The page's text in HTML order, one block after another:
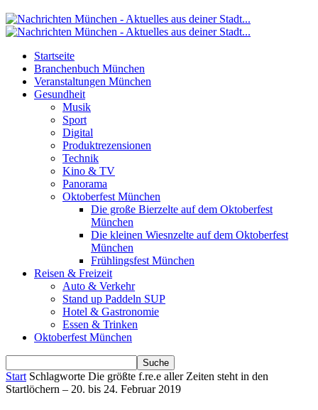
Startseite
Branchenbuch München
Veranstaltungen München
Gesundheit
Musik
Sport
Digital
Produktrezensionen
Technik
Kino & TV
Panorama
Oktoberfest München
Die große Bierzelte auf dem Oktoberfest
München
Die kleinen Wiesnzelte auf dem Oktoberfest
München
Frühlingsfest München
Reisen & Freizeit
Auto & Verkehr
Stand up Paddeln SUP
Hotel & Gastronomie
Essen & Trinken
Oktoberfest München
Start Schlagworte Die größte f.re.e aller Zeiten steht in den
Startlöchern – 20. bis 24. Februar 2019